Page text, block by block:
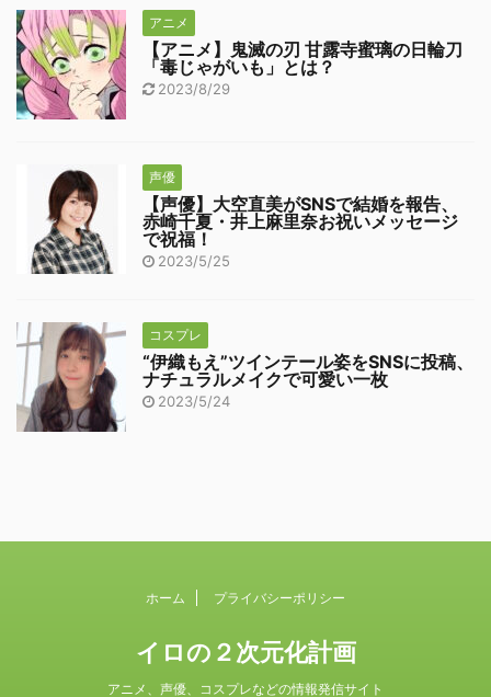
アニメ
【アニメ】鬼滅の刃 甘露寺蜜璃の日輪刀
「毒じゃがいも」とは？
2023/8/29
声優
【声優】大空直美がSNSで結婚を報告、
赤崎千夏・井上麻里奈お祝いメッセージ
で祝福！
2023/5/25
コスプレ
“伊織もえ”ツインテール姿をSNSに投稿、
ナチュラルメイクで可愛い一枚
2023/5/24
ホーム プライバシーポリシー
イロの２次元化計画
アニメ、声優、コスプレなどの情報発信サイト